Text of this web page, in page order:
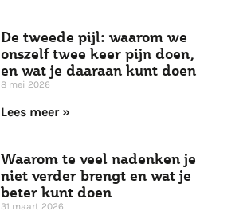
De tweede pijl: waarom we
onszelf twee keer pijn doen,
en wat je daaraan kunt doen
8 mei 2026
Lees meer »
Waarom te veel nadenken je
niet verder brengt en wat je
beter kunt doen
31 maart 2026